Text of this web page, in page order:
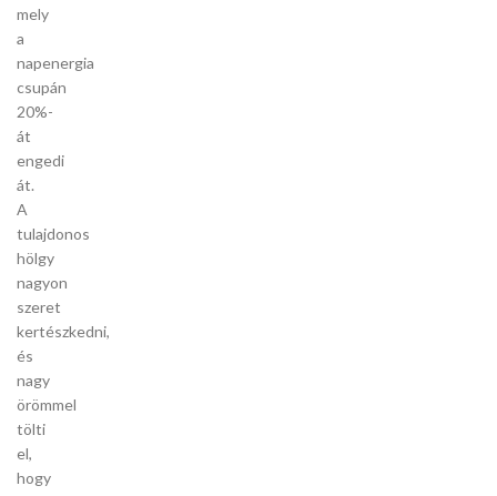
mely
a
napenergia
csupán
20%-
át
engedi
át.
A
tulajdonos
hölgy
nagyon
szeret
kertészkedni,
és
nagy
örömmel
tölti
el,
hogy